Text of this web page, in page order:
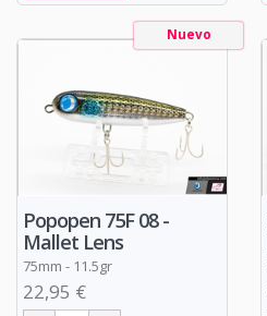
Nuevo
Popopen 75F 08 -
Mallet Lens
75mm - 11.5gr
22,95 €